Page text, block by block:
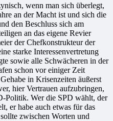
wenn man sich überlegt,
an der Macht ist und sich die
den Beschluss sich am
an das eigene Revier
der Chefkonstrukteur der
starke Interessenvertretung
sowie alle Schwächeren in der
schon vor einiger Zeit
in Krisenzeiten äußerst
hier Vertrauen aufzubringen,
Politik. Wer die SPD wählt, der
er habe auch etwas für das
zwischen Worten und